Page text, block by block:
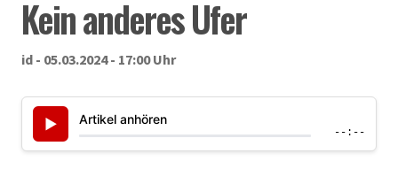
Kein anderes Ufer
id - 05.03.2024 - 17:00 Uhr
▶ Artikel anhören
--:--